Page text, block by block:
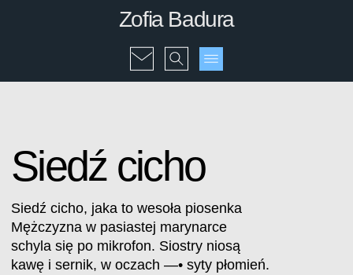
Zofia Badura
Siedź cicho
Siedź cicho, jaka to wesoła piosenka
Mężczyzna w pasiastej marynarce
schyla się po mikrofon. Siostry niosą
kawę i sernik, w oczach —• syty płomień.